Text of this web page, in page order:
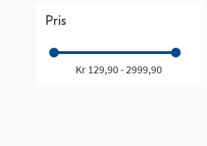
Pris
Kr 129,90 - 2999,90